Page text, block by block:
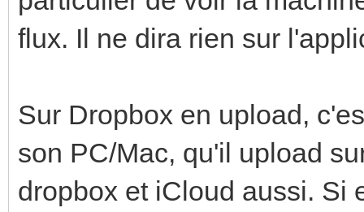
flux. Il ne dira rien sur
Sur Dropbox en upload,
son PC/Mac, qu'il upload
dropbox et iCloud aussi. Si